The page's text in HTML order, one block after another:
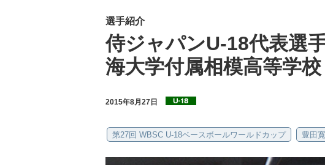
選手紹介
侍ジャパンU-18代表選
海大学付属相模高等学校
2015年8月27日
第27回 WBSC U-18ベースボールワールドカップ 豊田寛